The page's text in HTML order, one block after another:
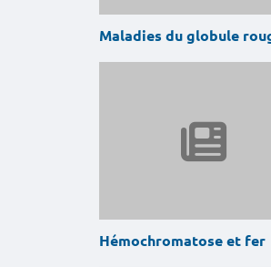
Maladies du globule
Hémochromatose et fer